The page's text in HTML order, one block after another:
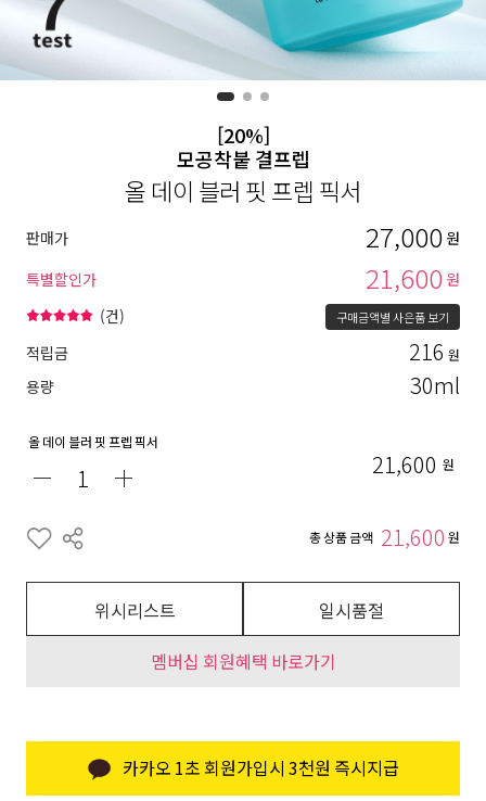
[20%]
모공착붙 결프렙
올 데이 블러 핏 프렙 픽서
판매가 27,000 원
특별할인가
21,600 원
(건) 구매금액별 사은품 보기
적립금 216 원
용량 30ml
올 데이 블러 핏 프렙 픽서
21,600 원
총 상품 금액 21,600 원
위시리스트
일시품절
멤버십 회원혜택 바로가기
카카오 1초 회원가입시 3천원 즉시지급